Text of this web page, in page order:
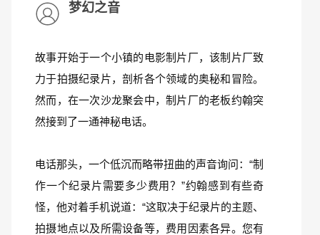
梦幻之音
故事开始于一个小镇的电影制片厂，该制片厂致
力于拍摄纪录片，剖析各个领域的奥秘和冒险。
然而，在一次沙龙聚会中，制片厂的老板约翰突
然接到了一通神秘电话。
电话那头，一个低沉而略带扭曲的声音询问：“制
作一个纪录片需要多少费用？”约翰感到有些奇
怪，他对着手机说道：“这取决于纪录片的主题、
拍摄地点以及所需设备等，费用因素各异。您有